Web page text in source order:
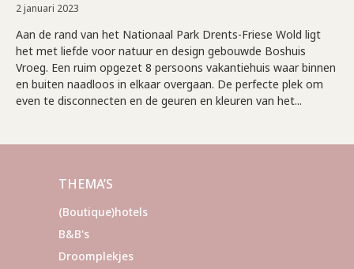
2 januari 2023
Aan de rand van het Nationaal Park Drents-Friese Wold ligt
het met liefde voor natuur en design gebouwde Boshuis
Vroeg. Een ruim opgezet 8 persoons vakantiehuis waar binnen
en buiten naadloos in elkaar overgaan. De perfecte plek om
even te disconnecten en de geuren en kleuren van het...
THEMA’S
(Boutique)hotels
B&B's
Droomplekjes